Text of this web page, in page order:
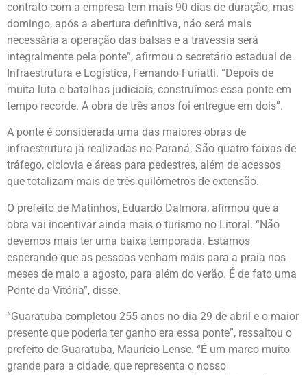
contrato com a empresa tem mais 90 dias de duração, mas
domingo, após a abertura definitiva, não será mais
necessária a operação das balsas e a travessia será
integralmente pela ponte”, afirmou o secretário estadual de
Infraestrutura e Logística, Fernando Furiatti. “Depois de
muita luta e batalhas judiciais, construímos essa ponte em
tempo recorde. A obra de três anos foi entregue em dois”.
A ponte é considerada uma das maiores obras de
infraestrutura já realizadas no Paraná. São quatro faixas de
tráfego, ciclovia e áreas para pedestres, além de acessos
que totalizam mais de três quilômetros de extensão.
O prefeito de Matinhos, Eduardo Dalmora, afirmou que a
obra vai incentivar ainda mais o turismo no Litoral. “Não
devemos mais ter uma baixa temporada. Estamos
esperando que as pessoas venham mais para a praia nos
meses de maio a agosto, para além do verão. É de fato uma
Ponte da Vitória”, disse.
“Guaratuba completou 255 anos no dia 29 de abril e o maior
presente que poderia ter ganho era essa ponte”, ressaltou o
prefeito de Guaratuba, Maurício Lense. “É um marco muito
grande para a cidade, que representa o nosso